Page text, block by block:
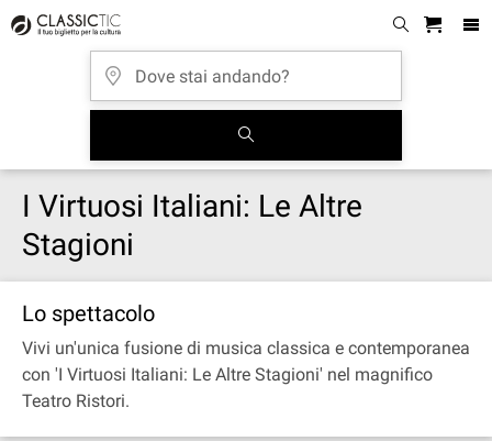
I Virtuosi Italiani: Le Altre
Stagioni
Lo spettacolo
Vivi un'unica fusione di musica classica e contemporanea
con 'I Virtuosi Italiani: Le Altre Stagioni' nel magnifico
Teatro Ristori.